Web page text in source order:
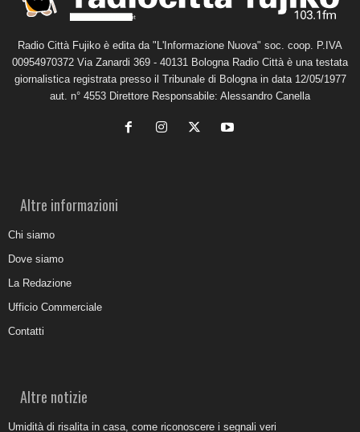
Radio Città Fujiko è edita da "L'Informazione Nuova" soc. coop. P.IVA
00954970372 Via Zanardi 369 - 40131 Bologna Radio Città è una testata
giornalistica registrata presso il Tribunale di Bologna in data 12/05/1977
aut. n° 4553 Direttore Responsabile: Alessandro Canella
Altre informazioni
Chi siamo
Dove siamo
La Redazione
Ufficio Commerciale
Contatti
Altre notizie
Umidità di risalita in casa, come riconoscere i segnali veri